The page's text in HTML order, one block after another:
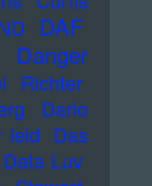
DAF
Danger
Richter
Dario
leid Das
Data Luv